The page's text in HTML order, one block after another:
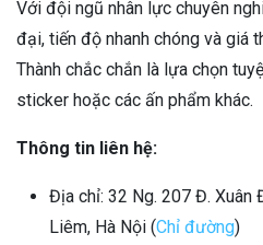
Với đội ngũ nhân lực chuyên
đại, tiến độ nhanh chóng và giá
Thành chắc chắn là lựa chọn
sticker hoặc các ấn phẩm khác.
Thông tin liên hệ:
Địa chỉ: 32 Ng. 207 Đ. Xuân
Liêm, Hà Nội (Chỉ đường)